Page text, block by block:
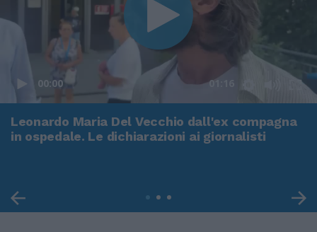
00:00 01:16
Leonardo Maria Del Vecchio dall'ex compagna
in ospedale. Le dichiarazioni ai giornalisti